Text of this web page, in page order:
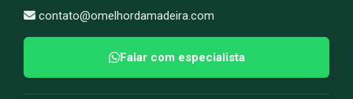
contato@omelhordamadeira.com
Falar com especialista